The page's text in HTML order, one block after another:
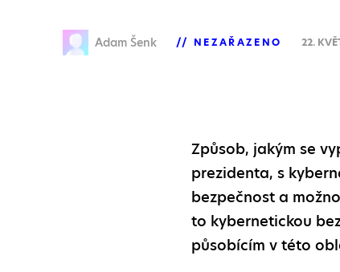
Adam Šenk NEZAŘAZENO 22.
Způsob, jakým se
prezidenta, s
bezpečnost a
to kybernetickou
působícím v této